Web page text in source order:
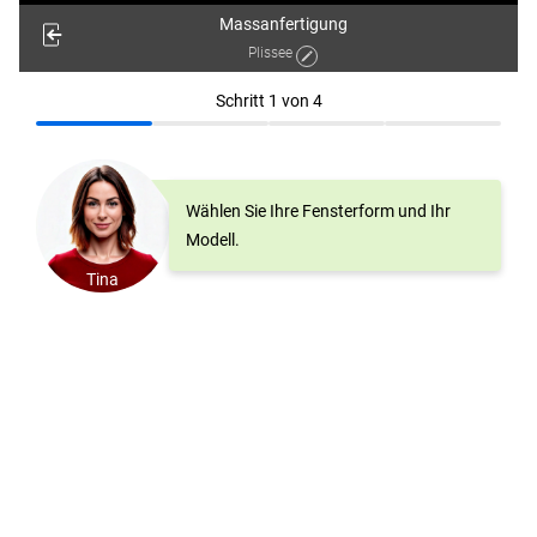
Massanfertigung
Plissee
Schritt 1 von 4
Tina
Wählen Sie Ihre Fensterform und Ihr
Modell.